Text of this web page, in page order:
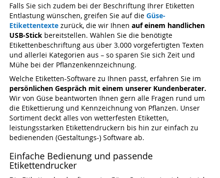
Falls Sie sich zudem bei der Beschriftung Ihrer Etiketten
Entlastung wünschen, greifen Sie auf dieGüse-
Etikettentexte zurück, die wir Ihnenauf einem handlichen
USB-Stick bereitstellen. Wählen Sie die benötigte
Etikettenbeschriftung aus über 3.000 vorgefertigten Texten
und allerlei Kategorien aus – so sparen Sie sich Zeit und
Mühe bei der Pflanzenkennzeichnung.
Welche Etiketten-Software zu Ihnen passt, erfahren Sie im
persönlichen Gespräch mit einem unserer Kundenberater.
Wir von Güse beantworten Ihnen gern alle Fragen rund um
die Etikettierung und Kennzeichnung von Pflanzen. Unser
Sortiment deckt alles von wetterfesten Etiketten,
leistungsstarken Etikettendruckern bis hin zur einfach zu
bedienenden (Gestaltungs-) Software ab.
Einfache Bedienung und passende
Etikettendrucker